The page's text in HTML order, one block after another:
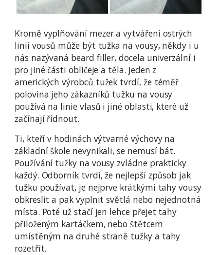
Kromě vyplňování mezer a vytváření ostrých
linií vousů může být tužka na vousy, někdy i u
nás nazývaná beard filler, docela univerzální i
pro jiné části obličeje a těla. Jeden z
amerických výrobců tužek tvrdí, že téměř
polovina jeho zákazníků tužku na vousy
používá na linie vlasů i jiné oblasti, které už
začínají řídnout.
Ti, kteří v hodinách výtvarné výchovy na
základní škole nevynikali, se nemusí bát.
Používání tužky na vousy zvládne prakticky
každý. Odborník tvrdí, že nejlepší způsob jak
tužku používat, je nejprve krátkými tahy vousy
obkreslit a pak vyplnit světlá nebo nejednotná
místa. Poté už stačí jen lehce přejet tahy
přiloženým kartáčkem, nebo štětcem
umístěným na druhé straně tužky a tahy
rozetřít.